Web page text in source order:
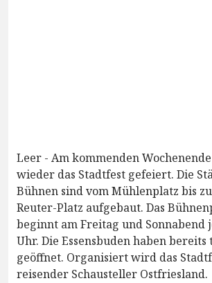
Leer - Am kommenden
wieder das Stadtfest gefeiert. Die
Bühnen sind vom Mühlenplatz bis
Reuter-Platz aufgebaut. Das
beginnt am Freitag und Sonnabend
Uhr. Die Essensbuden haben bereits
geöffnet. Organisiert wird das
reisender Schausteller Ostfriesland.